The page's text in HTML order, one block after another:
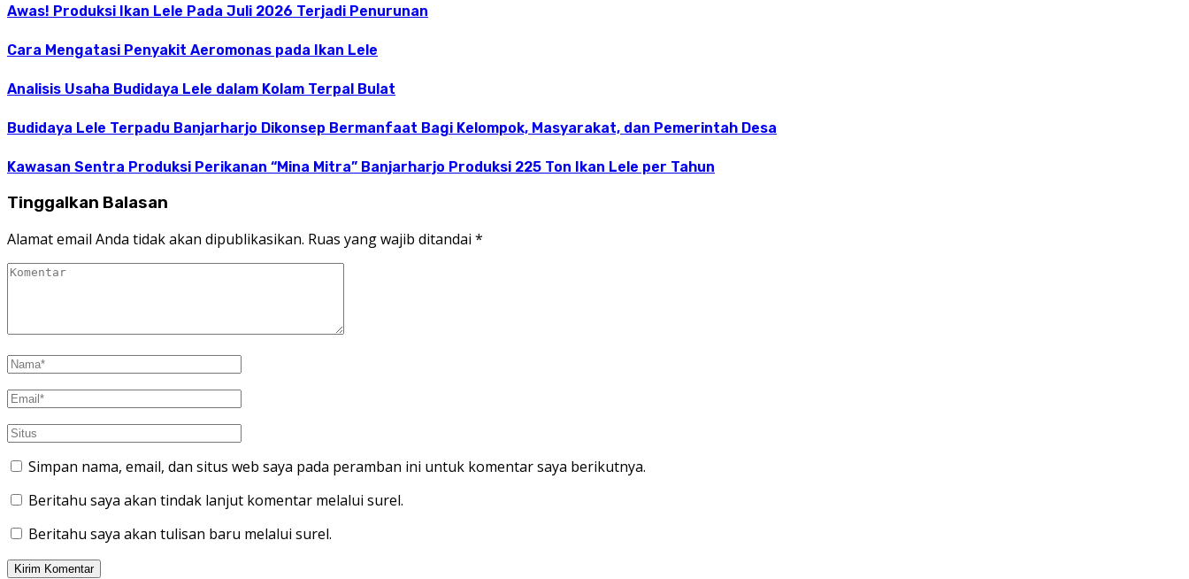
Awas! Produksi Ikan Lele Pada Juli 2026 Terjadi Penurunan
Cara Mengatasi Penyakit Aeromonas pada Ikan Lele
Analisis Usaha Budidaya Lele dalam Kolam Terpal Bulat
Budidaya Lele Terpadu Banjarharjo Dikonsep Bermanfaat Bagi Kelompok, Masyarakat, dan Pemerintah Desa
Kawasan Sentra Produksi Perikanan “Mina Mitra” Banjarharjo Produksi 225 Ton Ikan Lele per Tahun
Tinggalkan Balasan
Alamat email Anda tidak akan dipublikasikan. Ruas yang wajib ditandai *
Simpan nama, email, dan situs web saya pada peramban ini untuk komentar saya berikutnya.
Beritahu saya akan tindak lanjut komentar melalui surel.
Beritahu saya akan tulisan baru melalui surel.